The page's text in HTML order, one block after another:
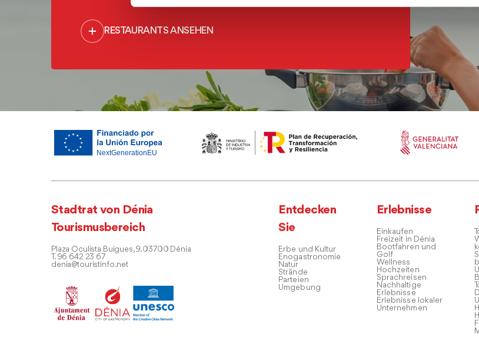
RESTAURANTS ANSEHEN
Stadtrat von Dénia
Tourismusbereich
Plaza Oculista Buigues, 9. 03700 Dénia
T. 96 642 23 67
denia@touristinfo.net
Entdecken
Sie
Erbe und Kultur
Enogastronomie
Natur
Strände
Parteien
Umgebung
Erlebnisse
Einkaufen
Freizeit in Dénia
Bootfahren und
Golf
Wellness
Hochzeiten
Sprachreisen
Nachhaltige
Erlebnisse
Erlebnisse lokaler
Unternehmen